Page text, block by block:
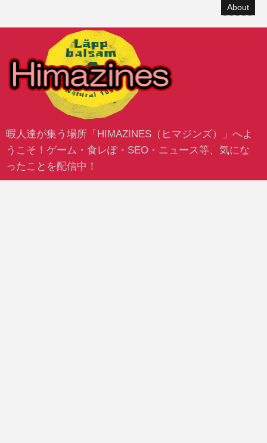
About
暇人達が集う場所「HIMAZINES（ヒマジンズ）」へよ
うこそ！ゲーム・食レぽ・SEO・ニュース等、気にな
ったことを配信中！